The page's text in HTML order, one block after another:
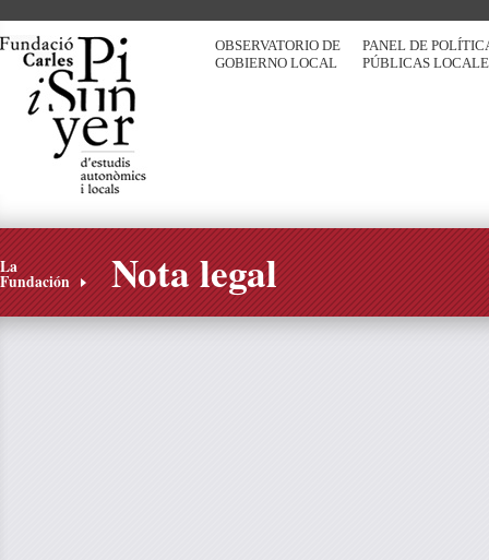
PANEL DE
PÚBLICAS
OBSERVATORIO DE
GOBIERNO LOCAL
La
Fundación Nota legal